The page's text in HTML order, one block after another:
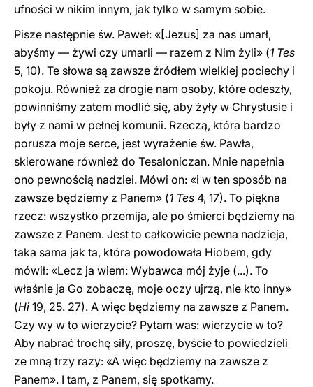
ufności w nikim innym, jak tylko w samym sobie.
Pisze następnie św. Paweł: «[Jezus] za nas umarł,
abyśmy — żywi czy umarli — razem z Nim żyli» (1 Tes
5, 10). Te słowa są zawsze źródłem wielkiej pociechy i
pokoju. Również za drogie nam osoby, które odeszły,
powinniśmy zatem modlić się, aby żyły w Chrystusie i
były z nami w pełnej komunii. Rzeczą, która bardzo
porusza moje serce, jest wyrażenie św. Pawła,
skierowane również do Tesaloniczan. Mnie napełnia
ono pewnością nadziei. Mówi on: «i w ten sposób na
zawsze będziemy z Panem» (1 Tes 4, 17). To piękna
rzecz: wszystko przemija, ale po śmierci będziemy na
zawsze z Panem. Jest to całkowicie pewna nadzieja,
taka sama jak ta, która powodowała Hiobem, gdy
mówił: «Lecz ja wiem: Wybawca mój żyje (...). To
właśnie ja Go zobaczę, moje oczy ujrzą, nie kto inny»
(Hi 19, 25. 27). A więc będziemy na zawsze z Panem.
Czy wy w to wierzycie? Pytam was: wierzycie w to?
Aby nabrać trochę siły, proszę, byście to powiedzieli
ze mną trzy razy: «A więc będziemy na zawsze z
Panem». I tam, z Panem, się spotkamy.